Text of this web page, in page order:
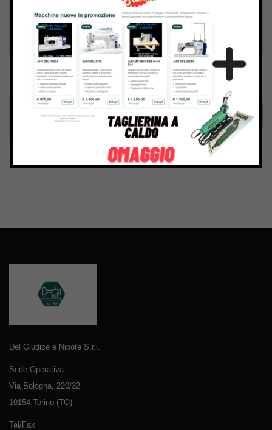
Inviando il messaggio confermo di aver letto e accettato
Termini e condizionidel sito web
Invia
Del Giudice e Nipote S.r.l.
Sede Operativa
Via Bologna, 220/32
10154 Torino (TO)
Tel/Fax